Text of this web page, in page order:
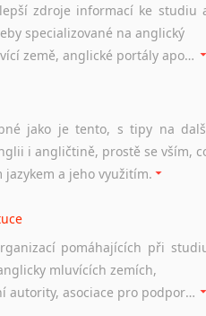
zdroje informací ke studiu
specializované na anglický
jazyk, anglicky mluvící země, anglické portály apod. Rubrika obsahuje zejména komplexní a maximálně kvalitní stránky využitelné ke studiu angličtiny.
jako je tento, s tipy na
i angličtině, prostě se vším,
jazykem a jeho využitím.
pomáhajících při
mluvících zemích,
jazykové certifikační autority, asociace pro podporu jazykového vzdělávání ad.